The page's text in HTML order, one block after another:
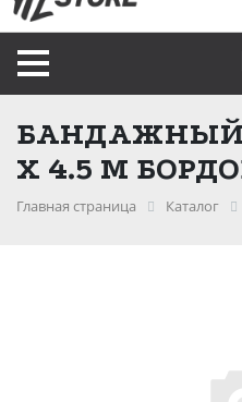
БАНДАЖНЫЙ
Х 4.5 М
Главная страница Каталог